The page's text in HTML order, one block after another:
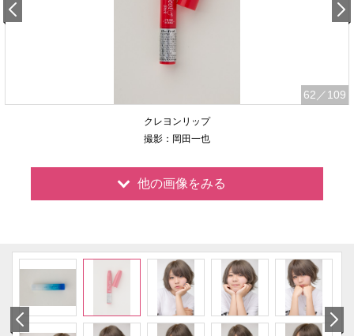
62 ／109
クレヨンリップ
撮影：岡田一也
他の画像をみる